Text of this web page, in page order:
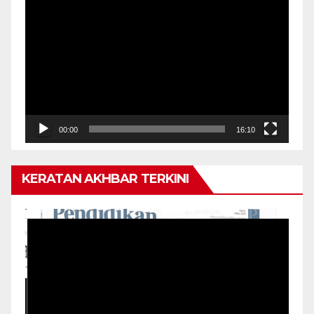
00:00 16:10
KERATAN AKHBAR TERKINI